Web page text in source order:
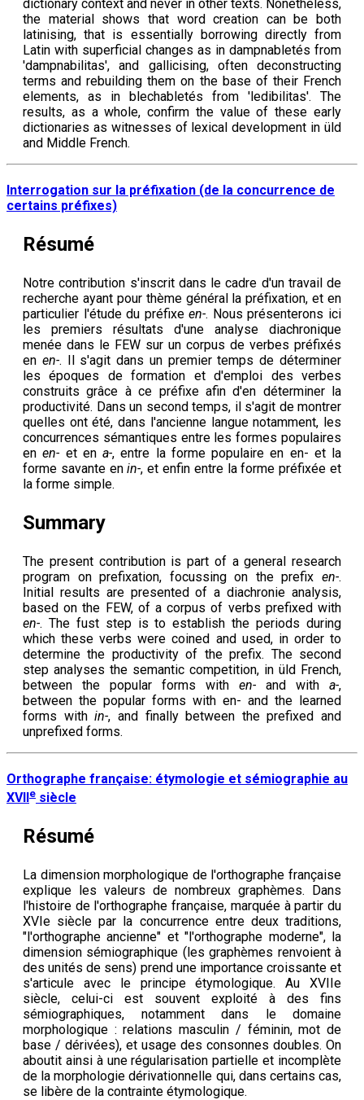
dictionary context and never in other texts. Nonetheless,
the material shows that word creation can be both
latinising, that is essentially borrowing directly from
Latin with superficial changes as in dampnabletés from
'dampnabilitas', and gallicising, often deconstructing
terms and rebuilding them on the base of their French
elements, as in blechabletés from 'ledibilitas'. The
results, as a whole, confirm the value of these early
dictionaries as witnesses of lexical development in üld
and Middle French.
Interrogation sur la préfixation (de la concurrence de
certains préfixes)
Résumé
Notre contribution s'inscrit dans le cadre d'un travail de
recherche ayant pour thème général la préfixation, et en
particulier l'étude du préfixeen-. Nous présenterons ici
les premiers résultats d'une analyse diachronique
menée dans le FEW sur un corpus de verbes préfixés
en en-. Il s'agit dans un premier temps de déterminer
les époques de formation et d'emploi des verbes
construits grâce à ce préfixe afin d'en déterminer la
productivité. Dans un second temps, il s'agit de montrer
quelles ont été, dans l'ancienne langue notamment, les
concurrences sémantiques entre les formes populaires
enen- et en a-, entre la forme populaire en en- et la
forme savante enin-, et enfin entre la forme préfixée et
la forme simple.
Summary
The present contribution is part of a general research
program on prefixation, focussing on the prefix en-.
Initial results are presented of a diachronie analysis,
based on the FEW, of a corpus of verbs prefixed with
en-. The fust step is to establish the periods during
which these verbs were coined and used, in order to
determine the productivity of the prefix. The second
step analyses the semantic competition, in üld French,
between the popular forms with en- and with a-,
between the popular forms with en- and the learned
forms within-, and finally between the prefixed and
unprefixed forms.
Orthographe française: étymologie et sémiographie au
XVIIe siècle
Résumé
La dimension morphologique de l'orthographe française
explique les valeurs de nombreux graphèmes. Dans
l'histoire de l'orthographe française, marquée à partir du
XVIe siècle par la concurrence entre deux traditions,
"l'orthographe ancienne" et "l'orthographe moderne", la
dimension sémiographique (les graphèmes renvoient à
des unités de sens) prend une importance croissante et
s'articule avec le principe étymologique. Au XVIIe
siècle, celui-ci est souvent exploité à des fins
sémiographiques, notamment dans le domaine
morphologique : relations masculin / féminin, mot de
base / dérivées), et usage des consonnes doubles. On
aboutit ainsi à une régularisation partielle et incomplète
de la morphologie dérivationnelle qui, dans certains cas,
se libère de la contrainte étymologique.